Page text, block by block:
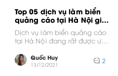
Top 05 dịch vụ làm biển
quảng cáo tại Hà Nội giá
rẻ uy tín 2021
Dịch vụ làm biển quảng cáo
tại Hà Nội đang rất được ưa
trở... Quốc Huy
13/12/2021 2